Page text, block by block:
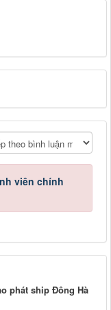
viên chính
phát ship Đông Hà